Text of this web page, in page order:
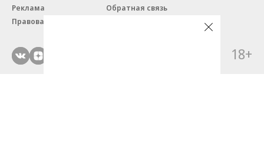
Реклама
Обратная связь
Правовая информация
18+